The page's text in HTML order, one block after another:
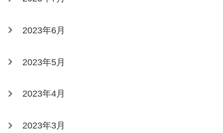
2023年6月
2023年5月
2023年4月
2023年3月